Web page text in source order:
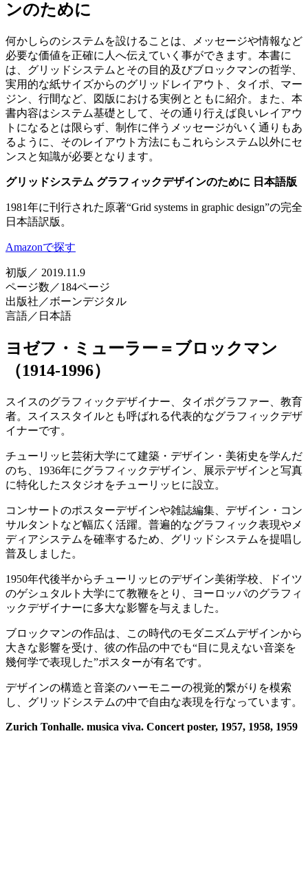
ンのために
何かしらのシステムを設けることは、メッセージや情報など
必要な価値を正確に人へ伝えていく事ができます。本書に
は、グリッドシステムとその目的及びブロックマンの哲学、
実用的な紙サイズからのグリッドレイアウト、タイポ、マー
ジン、行間など、図版における実例とともに紹介。また、本
書内容はシステム基礎として、その通り行えば良いレイアウ
トになるとは限らず、制作に伴うメッセージがいく通りもあ
るように、そのレイアウト方法にもこれらシステム以外にセ
ンスと知識が必要となります。
グリッドシステム グラフィックデザインのために 日本語版
1981年に刊行された原著“Grid systems in graphic design”の完全
日本語訳版。
Amazonで探す
初版／ 2019.11.9
ページ数／184ページ
出版社／ボーンデジタル
言語／日本語
ヨゼフ・ミューラー＝ブロックマン
（1914-1996）
スイスのグラフィックデザイナー、タイポグラファー、教育
者。スイススタイルとも呼ばれる代表的なグラフィックデザ
イナーです。
チューリッヒ芸術大学にて建築・デザイン・美術史を学んだ
のち、1936年にグラフィックデザイン、展示デザインと写真
に特化したスタジオをチューリッヒに設立。
コンサートのポスターデザインや雑誌編集、デザイン・コン
サルタントなど幅広く活躍。普遍的なグラフィック表現やメ
ディアシステムを確率するため、グリッドシステムを提唱し
普及しました。
1950年代後半からチューリッヒのデザイン美術学校、ドイツ
のゲシュタルト大学にて教鞭をとり、ヨーロッパのグラフィ
ックデザイナーに多大な影響を与えました。
ブロックマンの作品は、この時代のモダニズムデザインから
大きな影響を受け、彼の作品の中でも“目に見えない音楽を
幾何学で表現した”ポスターが有名です。
デザインの構造と音楽のハーモニーの視覚的繋がりを模索
し、グリッドシステムの中で自由な表現を行なっています。
Zurich Tonhalle. musica viva. Concert poster, 1957, 1958, 1959